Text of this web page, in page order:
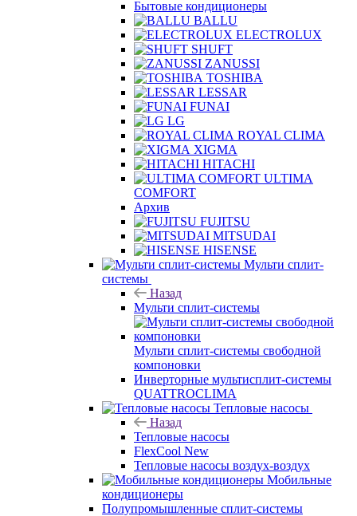
Бытовые кондиционеры
BALLU
ELECTROLUX
SHUFT
ZANUSSI
TOSHIBA
LESSAR
FUNAI
LG
ROYAL CLIMA
XIGMA
HITACHI
ULTIMA
COMFORT
Архив
FUJITSU
MITSUDAI
HISENSE
Мульти сплит-
системы
Назад
Мульти сплит-системы
Мульти сплит-системы свободной
компоновки
Инверторные мультисплит-системы
QUATTROCLIMA
Тепловые насосы
Назад
Тепловые насосы
FlexCool New
Тепловые насосы воздух-воздух
Мобильные
кондиционеры
Полупромышленные сплит-системы